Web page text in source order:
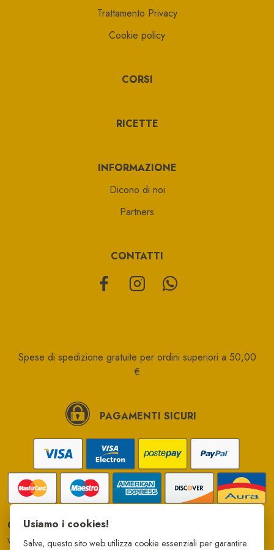
Trattamento Privacy
Cookie policy
CORSI
RICETTE
INFORMAZIONE
Dicono di noi
Partners
CONTATTI
Spese di spedizione gratuite per ordini superiori a 50,00
€
PAGAMENTI SICURI
Campo di Papi srl
via Giovanni Falcone, 88
Usiamo i cookies!
Salve, questo sito web utilizza cookie essenziali per garantire